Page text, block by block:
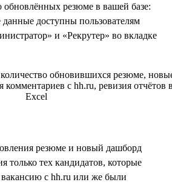
обновлённых резюме в вашей базе:
доступны пользователям
и «Рекрутер» во вкладке
резюме и новый дашборд
только тех кандидатов, которые
с hh.ru или же были